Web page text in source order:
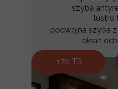
170 TS
szyba
lustro
podwójna szyba
ekran